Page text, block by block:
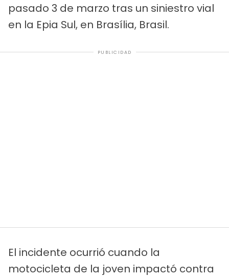
pasado 3 de marzo tras un siniestro vial
en la Epia Sul, en Brasília, Brasil.
PUBLICIDAD
El incidente ocurrió cuando la
motocicleta de la joven impactó contra